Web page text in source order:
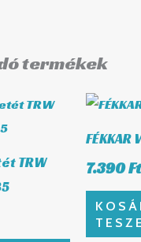
termékek
TRW
FÉKKAR
7.390Ft